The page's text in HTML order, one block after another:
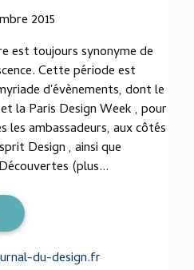
2015
est toujours synonyme de
Cette période est
d'évènements, dont le
la Paris Design Week , pour
les ambassadeurs, aux côtés
Design , ainsi que
(plus...
du-design.fr